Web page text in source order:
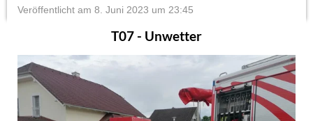
Veröffentlicht am 8. Juni 2023 um 23:45
T07 - Unwetter